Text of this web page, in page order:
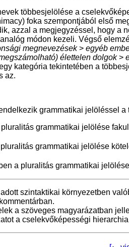
többesjelölése a
foka szempontjából első
azzal a megjegyzéssel, hogy a
módon kezeli. Végső
megnevezések>egyéb
élettelen dolgok>
kategória tekintetében a
az.
grammatikai jelöléssel a
grammatikai jelölése
grammatikai jelölése
a pluralitás grammatikai
szintaktikai környezetben
a szöveges magyarázatban
a cselekvőképességi